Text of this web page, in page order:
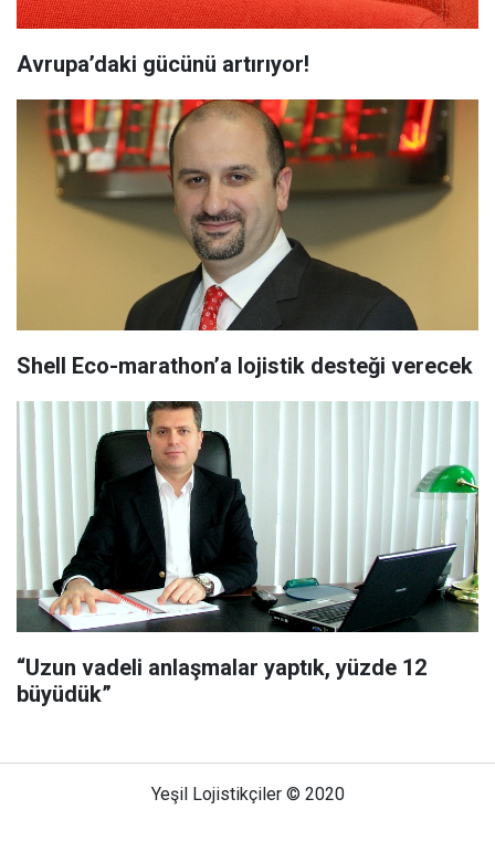
Avrupa’daki gücünü artırıyor!
Shell Eco-marathon’a lojistik desteği verecek
“Uzun vadeli anlaşmalar yaptık, yüzde 12
büyüdük”
Yeşil Lojistikçiler © 2020